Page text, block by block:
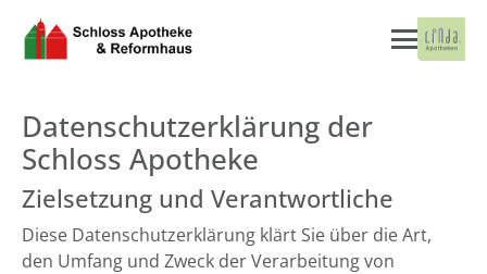
Datenschutzerklärung der
Schloss Apotheke
Zielsetzung und Verantwortliche
Diese Datenschutzerklärung klärt Sie über die Art,
den Umfang und Zweck der Verarbeitung von